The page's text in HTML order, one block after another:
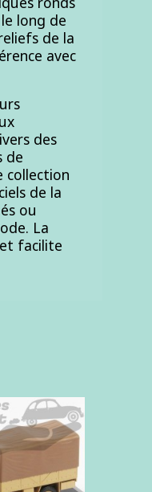
long de
de la
avec
des
de
collection
de la
ou
La
facilite